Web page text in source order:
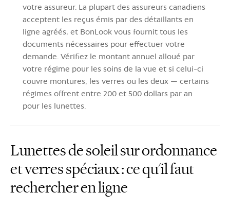
votre assureur. La plupart des assureurs canadiens
acceptent les reçus émis par des détaillants en
ligne agréés, et BonLook vous fournit tous les
documents nécessaires pour effectuer votre
demande. Vérifiez le montant annuel alloué par
votre régime pour les soins de la vue et si celui-ci
couvre montures, les verres ou les deux — certains
régimes offrent entre 200 et 500 dollars par an
pour les lunettes.
Lunettes de soleil sur ordonnance
et verres spéciaux : ce qu'il faut
rechercher en ligne